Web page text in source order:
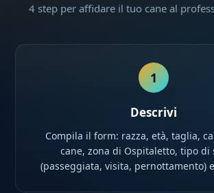
4 step per affidare il tuo cane al
1
Descrivi
Compila il form: razza, età, taglia,
cane, zona di Ospitaletto, tipo di
(passeggiata, visita, pernottamento)